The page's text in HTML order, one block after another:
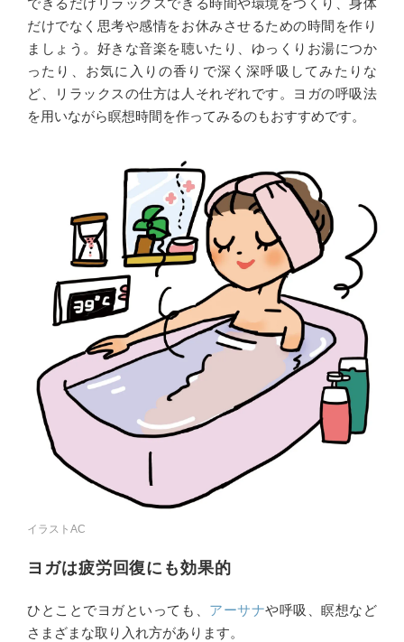
できるだけリラックスできる時間や環境をつくり、身体
だけでなく思考や感情をお休みさせるための時間を作り
ましょう。好きな音楽を聴いたり、ゆっくりお湯につか
ったり、お気に入りの香りで深く深呼吸してみたりな
ど、リラックスの仕方は人それぞれです。ヨガの呼吸法
を用いながら瞑想時間を作ってみるのもおすすめです。
イラストAC
ヨガは疲労回復にも効果的
ひとことでヨガといっても、 アーサナや呼吸、瞑想など
さまざまな取り入れ方があります。